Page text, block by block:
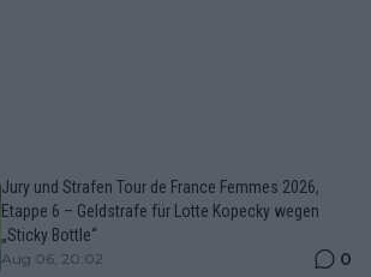
Jury und Strafen Tour de France Femmes 2026,
Etappe 6 – Geldstrafe für Lotte Kopecky wegen
„Sticky Bottle“
Aug 06, 20:02 0